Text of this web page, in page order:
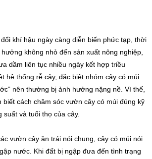
khí hậu ngày càng diễn biến phức tạp, thời
không nhỏ đến sản xuất nông nghiệp,
dầm liên tục nhiều ngày kết hợp triều
hệ thống rễ cây, đặc biệt nhóm cây có múi
nên thường bị ảnh hưởng nặng nề. Vì thế,
biết cách chăm sóc vườn cây có múi đúng kỹ
suất và tuổi thọ của cây.
vườn cây ăn trái nói chung, cây có múi nói
nước. Khi đất bị ngập đưa đến tình trạng